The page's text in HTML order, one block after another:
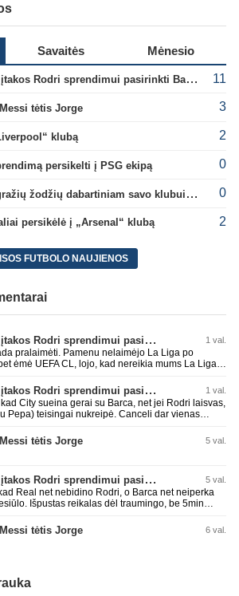
Savaitės Mėnesio
Paaiškėjo, kas turėjo įtakos Rodri sprendimui pasirinkti Barselonos pusę 11
tėtis Jorge 3
klubą 2
persikelti į PSG ekipą 0
X. Alonso negailėjo gražių žodžių dabartiniam savo klubui „Chelsea“ 0
persikėlė į „Arsenal“ klubą 2
FUTBOLO NAUJIENOS
Paaiškėjo, kas turėjo įtakos Rodri sprendimui pasirinkti Barselonos pusę 1 val.
pralaimėti. Pamenu nelaimėjo La Liga po
ėmė UEFA CL, lojo, kad nereikia mums La Liga,
gavo nuo Barcos ir Rodri ateina ne pas juos, vėl
t.t. Gal davai vyriškai priimkit tuos pralaimėjimus
ir t.t.
Paaiškėjo, kas turėjo įtakos Rodri sprendimui pasirinkti Barselonos pusę 1 val.
City sueina gerai su Barca, net jei Rodri laisvas,
Pepa) teisingai nukreipė. Canceli dar vienas
tėtis Jorge 5 val.
Paaiškėjo, kas turėjo įtakos Rodri sprendimui pasirinkti Barselonos pusę 5 val.
Real net nebidino Rodri, o Barca net neiperka
Išpustas reikalas dėl traumingo, be 5min
tėtis Jorge 6 val.